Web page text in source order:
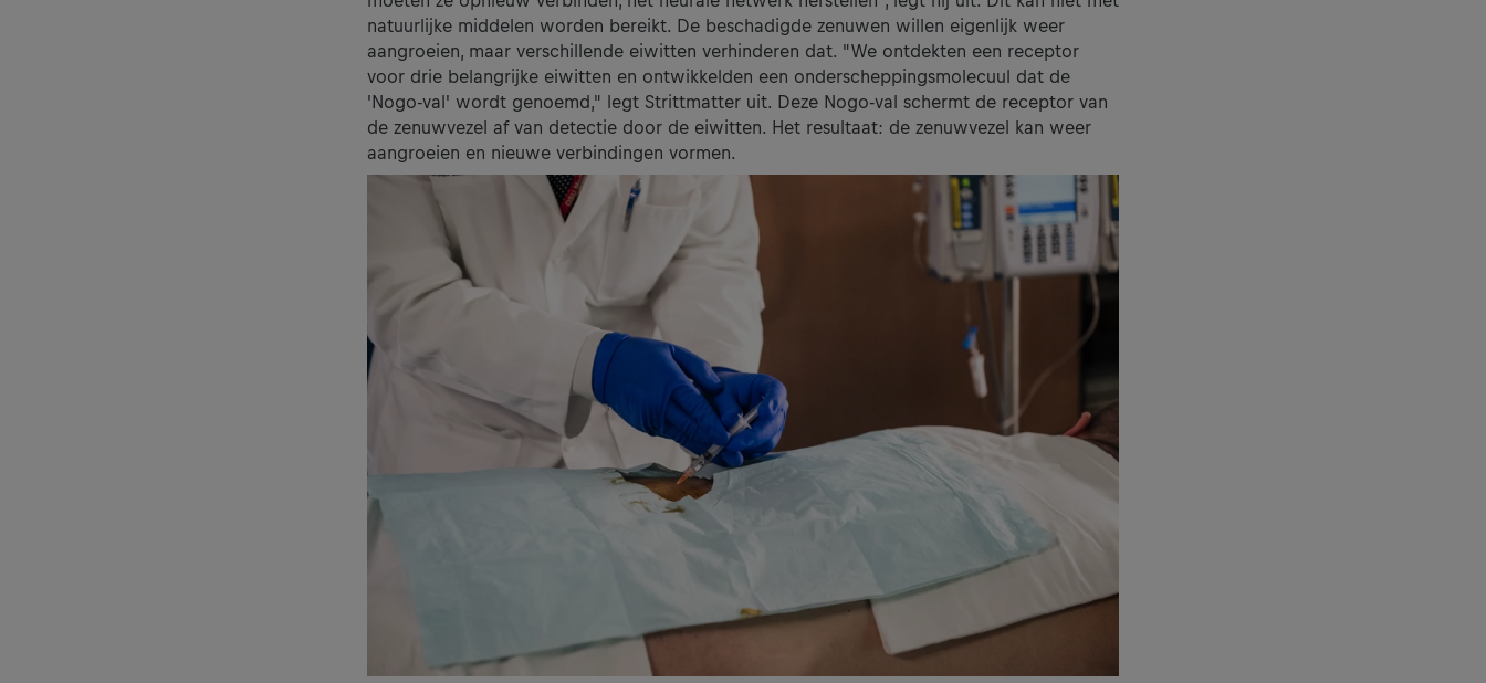
natuurlijke middelen worden bereikt. De beschadigde zenuwen willen eigenlijk weer
aangroeien, maar verschillende eiwitten verhinderen dat. "We ontdekten een receptor
voor drie belangrijke eiwitten en ontwikkelden een onderscheppingsmolecuul dat de
'Nogo-val' wordt genoemd," legt Strittmatter uit. Deze Nogo-val schermt de receptor van
de zenuwvezel af van detectie door de eiwitten. Het resultaat: de zenuwvezel kan weer
aangroeien en nieuwe verbindingen vormen.